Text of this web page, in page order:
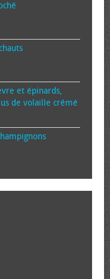
et épinards,
de volaille crémé